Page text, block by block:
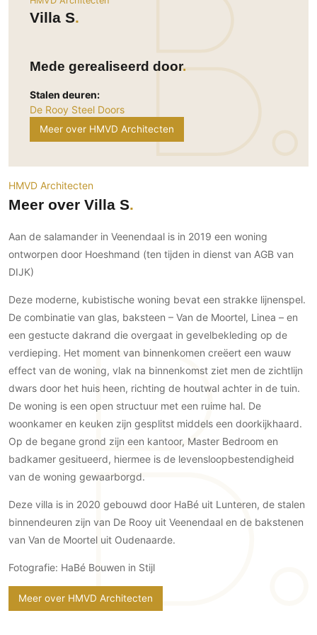
Woondecoratie
Roomdividers
Bedden
Meubels
Verlichting
Interieurbouw
Trappen
Keukens
Keukenaccessoires
Keukenkranen
Ramen en deuren
Binnendeuren
Aluminium deuren
Houten deuren
Deurbeslag
Vloer
Vloeren
Ramen
Glazen wandsystemen
Vouwwanden
Garagedeuren
Zonwering
Zonwering
Buitenshutters
Autolift
3D visualisaties
Gevel
Gevelbekleding
Gevelstenen
Houten gevelbekleding
Stucwerk
Schilderwerk buiten
Tuinmeubelen
Omheining
Hekwerken en poorten
Zwemmen
Zwembad en zwemvijver
Tuin wellness
Vloer
Houten buitenvloeren
Natuursteen en keramiek
buitenvloeren
Vlonders
Zonwering buiten
Kinderkamer
Thuisbioscoop
Toilet
Wellness
Werkkamer
Buitenkijken
Bijgebouw / Poolhouse
Terrasoverkapping
Tuin
Villa
Zwembad
Zakelijk
Horeca
Kantoor
Villa S
Mede gerealiseerd door
Stalen deuren:
De Rooy Steel Doors
Meer over HMVD Architecten
HMVD Architecten
Meer over Villa S
Aan de salamander in Veenendaal is in 2019 een woning
ontworpen door Hoeshmand (ten tijden in dienst van AGB van
DIJK)
Deze moderne, kubistische woning bevat een strakke lijnenspel.
De combinatie van glas, baksteen – Van de Moortel, Linea – en
een gestucte dakrand die overgaat in gevelbekleding op de
verdieping. Het moment van binnenkomen creëert een wauw
effect van de woning, vlak na binnenkomst ziet men de zichtlijn
dwars door het huis heen, richting de houtwal achter in de tuin.
De woning is een open structuur met een ruime hal. De
woonkamer en keuken zijn gesplitst middels een doorkijkhaard.
Op de begane grond zijn een kantoor, Master Bedroom en
badkamer gesitueerd, hiermee is de levensloopbestendigheid
van de woning gewaarborgd.
Deze villa is in 2020 gebouwd door HaBé uit Lunteren, de stalen
binnendeuren zijn van De Rooy uit Veenendaal en de bakstenen
van Van de Moortel uit Oudenaarde.
Fotografie: HaBé Bouwen in Stijl
Meer over HMVD Architecten